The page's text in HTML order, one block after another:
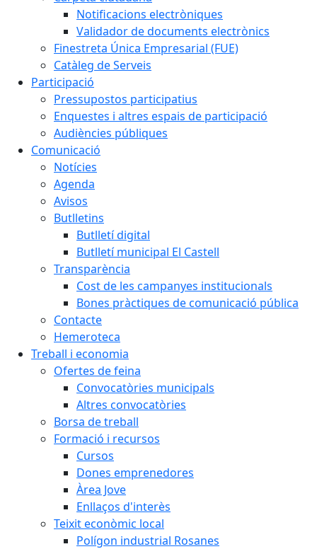
Notificacions electròniques
Validador de documents electrònics
Finestreta Única Empresarial (FUE)
Catàleg de Serveis
Participació
Pressupostos participatius
Enquestes i altres espais de participació
Audiències públiques
Comunicació
Notícies
Agenda
Avisos
Butlletins
Butlletí digital
Butlletí municipal El Castell
Transparència
Cost de les campanyes institucionals
Bones pràctiques de comunicació pública
Contacte
Hemeroteca
Treball i economia
Ofertes de feina
Convocatòries municipals
Altres convocatòries
Borsa de treball
Formació i recursos
Cursos
Dones emprenedores
Àrea Jove
Enllaços d'interès
Teixit econòmic local
Polígon industrial Rosanes